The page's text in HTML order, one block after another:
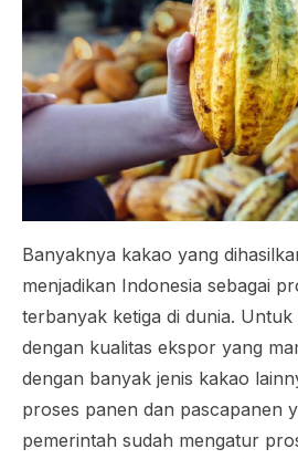
Banyaknya kakao yang
menjadikan Indonesia sebagai
terbanyak ketiga di dunia.
dengan kualitas ekspor yang
dengan banyak jenis kakao
proses panen dan pascapanen
pemerintah sudah mengatur